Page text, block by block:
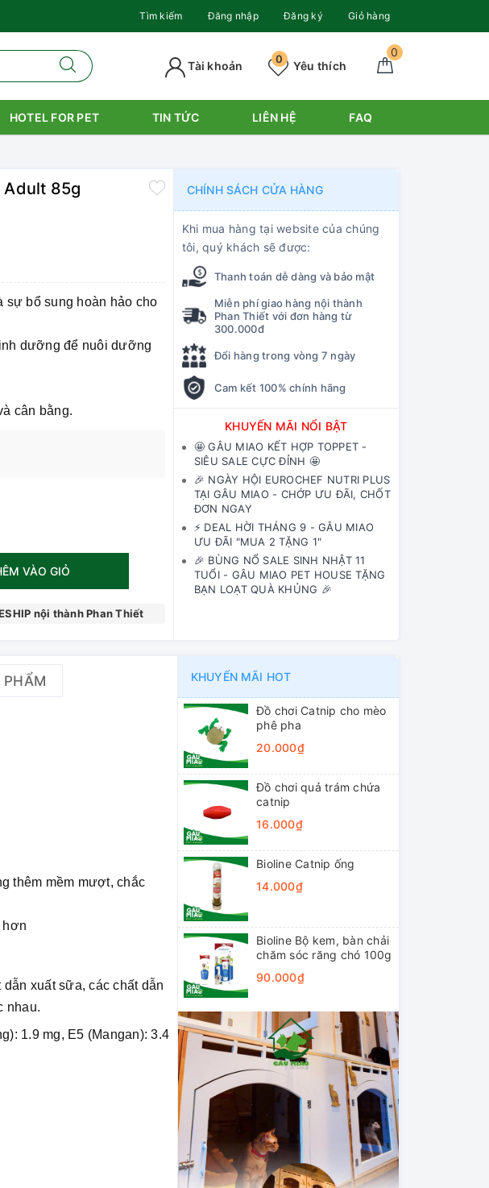
Tìm kiếm Đăng nhập Đăng ký Giỏ hàng
0
Yêu thích
0
Tài khoản
HOTEL FOR PET TIN TỨC LIÊN HỆ FAQ
Adult 85g
sự bổ sung hoàn hảo cho
dưỡng để nuôi dưỡng
cân bằng.
VÀO GIỎ
nội thành Phan Thiết
CHÍNH SÁCH CỬA HÀNG
Khi mua hàng tại website của chúng
tôi, quý khách sẽ được:
Thanh toán dễ dàng và bảo mật
Miễn phí giao hàng nội thành
Phan Thiết với đơn hàng từ
300.000đ
Đổi hàng trong vòng 7 ngày
Cam kết 100% chính hãng
KHUYẾN MÃI NỔI BẬT
🤩 GÂU MIAO KẾT HỢP TOPPET -
SIÊU SALE CỰC ĐỈNH 🤩
🎉 NGÀY HỘI EUROCHEF NUTRI PLUS
TẠI GÂU MIAO - CHỚP ƯU ĐÃI, CHỐT
ĐƠN NGAY
⚡️ DEAL HỜI THÁNG 9 - GÂU MIAO
ƯU ĐÃI "MUA 2 TẶNG 1"
🎉 BÙNG NỔ SALE SINH NHẬT 11
TUỔI - GÂU MIAO PET HOUSE TẶNG
BẠN LOẠT QUÀ KHỦNG 🎉
PHẨM
thêm mềm mượt, chắc
hơn
xuất sữa, các chất dẫn
nhau.
1.9 mg, E5 (Mangan): 3.4
KHUYẾN MÃI HOT
Đồ chơi Catnip cho mèo
phê pha
20.000₫
Đồ chơi quả trám chứa
catnip
16.000₫
Bioline Catnip ống
14.000₫
Bioline Bộ kem, bàn chải
chăm sóc răng chó 100g
90.000₫